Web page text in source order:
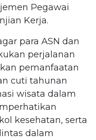
Pegawai
Kerja.
para ASN dan
perjalanan
pemanfaatan
cuti tahunan
wisata dalam
kesehatan, serta
dalam